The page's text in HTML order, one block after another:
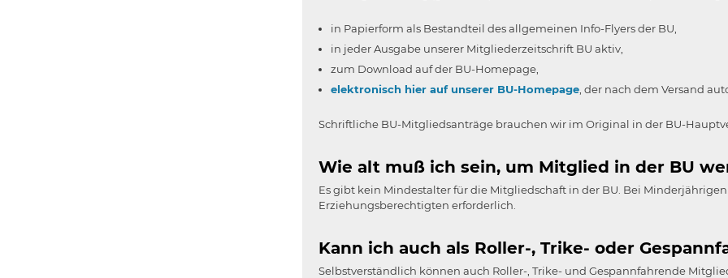
in Papierform als Bestandteil des allgemeinen Info-Flyers der BU,
in jeder Ausgabe unserer Mitgliederzeitschrift BU aktiv,
zum Download auf der BU-Homepage,
elektronisch hier auf unserer BU-Homepage , der nach dem Versand
Schriftliche BU-Mitgliedsanträge brauchen wir im Original in der BU-
Wie alt muß ich sein, um Mitglied in der BU
Es gibt kein Mindestalter für die Mitgliedschaft in der BU. Bei
Erziehungsberechtigten erforderlich.
Kann ich auch als Roller-, Trike- oder
Selbstverständlich können auch Roller-, Trike- und Gespannfahrende